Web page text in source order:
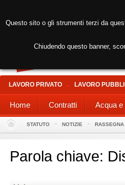
LAVORO PRIVATO LAVORO
Home Contratti Acqua e
STATUTO NOTIZIE RASSEGNA
Parola chiave:
Questo sito o gli strumenti terzi da
Chiudendo questo banner,